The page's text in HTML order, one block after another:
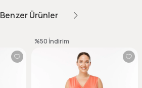
Benzer Ürünler
%50 İndirim